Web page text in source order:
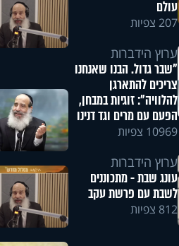
עולם
207 צפיות
ערוץ הידברות
"שבר גדול. הבנו שאנחנו
צריכים להתארגן
להלוויה": זוגיות במבחן,
הפעם עם מרים וגד דנינו
10969 צפיות
ערוץ הידברות
עונג שבת - מתכוננים
לשבת עם פרשת עקב
812 צפיות